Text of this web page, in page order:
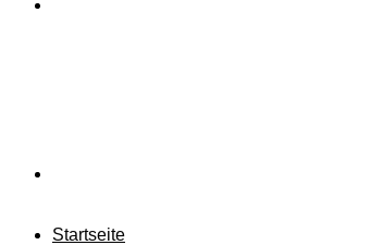
Startseite